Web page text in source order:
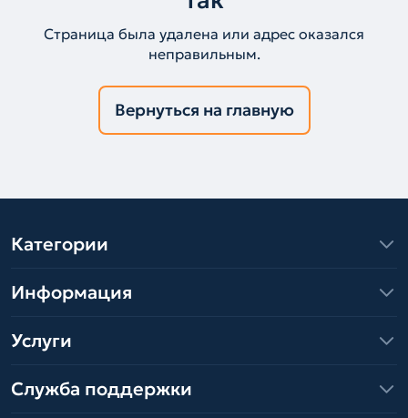
Страница была удалена или адрес оказался
неправильным.
Вернуться на главную
Категории
Информация
Услуги
Служба поддержки